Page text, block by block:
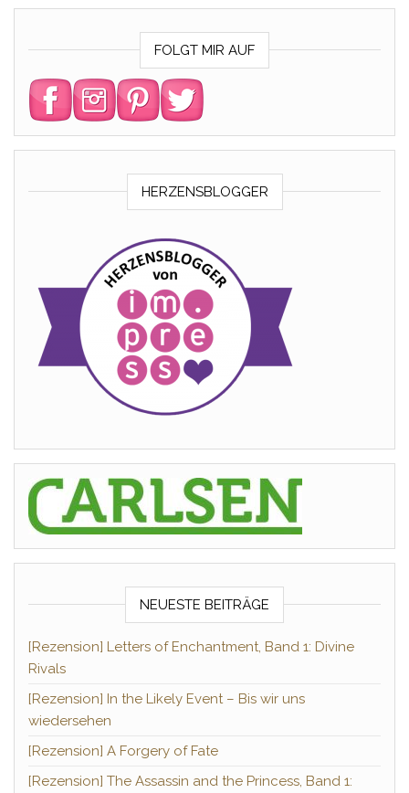
FOLGT MIR AUF
HERZENSBLOGGER
NEUESTE BEITRÄGE
[Rezension] Letters of Enchantment, Band 1: Divine
Rivals
[Rezension] In the Likely Event – Bis wir uns
wiedersehen
[Rezension] A Forgery of Fate
[Rezension] The Assassin and the Princess, Band 1: